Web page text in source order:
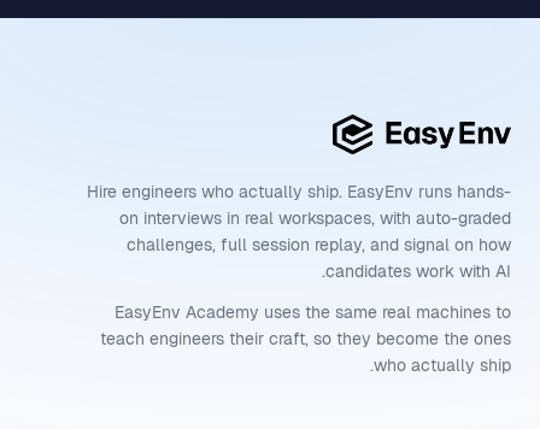
Hire engineers who actually ship. EasyEnv runs hands-
on interviews in real workspaces, with auto-graded
challenges, full session replay, and signal on how
candidates work with AI.
EasyEnv Academy uses the same real machines to
teach engineers their craft, so they become the ones
who actually ship.